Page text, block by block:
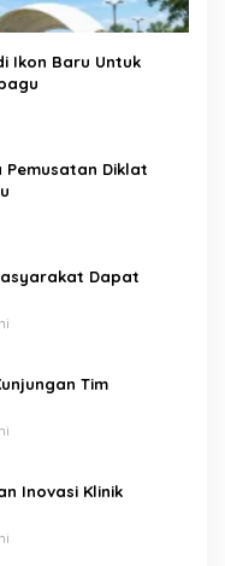
Ikon Baru Untuk
Pemusatan Diklat
Dapat
Tim
Inovasi Klinik